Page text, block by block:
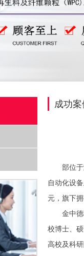
成功案
部位于湖
自动化设
元，旗下
金中德科
校博士、
高校及科